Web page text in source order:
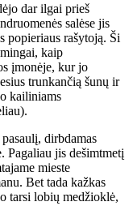
dar ilgai prieš
salėse jis
popieriaus rašytoją. Ši
kaip
įmonėje, kur jo
trunkančią šunų ir
kailiniams
dirbdamas
Pagaliau jis dešimtmetį
mieste
Bet tada kažkas
tarsi lobių medžioklė,